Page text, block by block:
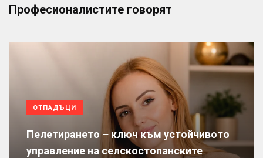
Професионалистите говорят
ОТПАДЪЦИ
Пелетирането – ключ към устойчивото
управление на селскостопанските